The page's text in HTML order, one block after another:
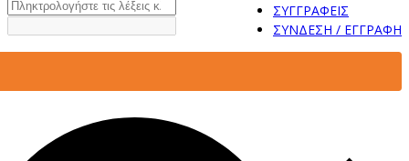
ΣΥΓΓΡΑΦΕΙΣ
ΣΥΝΔΕΣΗ / ΕΓΓΡΑΦΗ